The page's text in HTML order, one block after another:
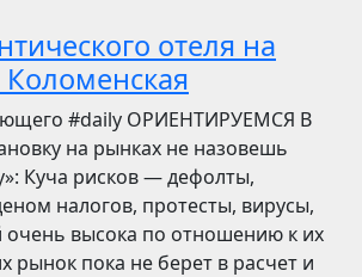
отеля на
#daily ОРИЕНТИРУЕМСЯ В
на рынках не назовешь
Куча рисков — дефолты,
налогов, протесты, вирусы,
очень высока по отношению к их
рынок пока не берет в расчет и